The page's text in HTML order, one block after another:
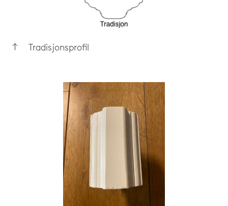
Tradisjonsprofil